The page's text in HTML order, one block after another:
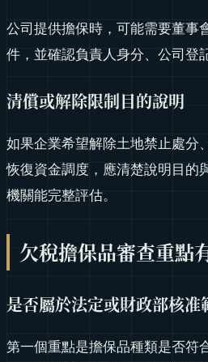
公司提供擔保時，可能需要董事
件，並確認負責人身分、公司登
清償或解除限制目的說明
如果企業希望解除土地禁止處分
恢復資金調度，應清楚說明目的
機關能完整評估。
欠稅擔保品審查重點
是否屬於法定或財政部核准
第一個重點是擔保品種類是否符